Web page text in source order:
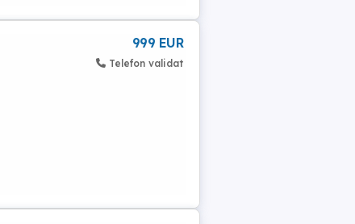
999 EUR
Telefon validat